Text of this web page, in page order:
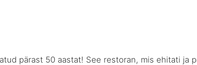
pärast 50 aastat! See restoran, mis ehitati ja